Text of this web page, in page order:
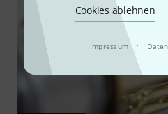
Cookies ablehnen
Impressum ·